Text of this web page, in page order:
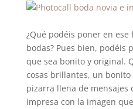
¿Qué podéis poner en
bodas? Pues bien, podéis
que sea bonito y original.
cosas brillantes, un
pizarra llena de mensajes
impresa con la imagen